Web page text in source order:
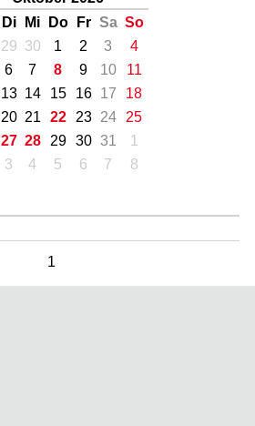
Di Mi Do Fr Sa So
29 30 1 2 3
4
6 7 8 9 10
11
13 14 15 16 17
18
20 21 22 23 24
25
27 28 29 30 31
1
3 4 5 6 7 8
1